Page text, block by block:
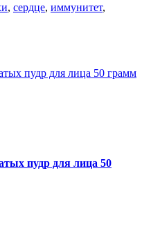
, сердце, иммунитет,
пудр для лица 50